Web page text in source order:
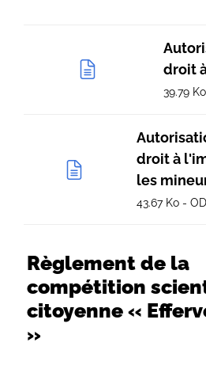
droit
39.79
droit à
les
43.67 Ko -
Règlement de la
compétition
citoyenne «
»